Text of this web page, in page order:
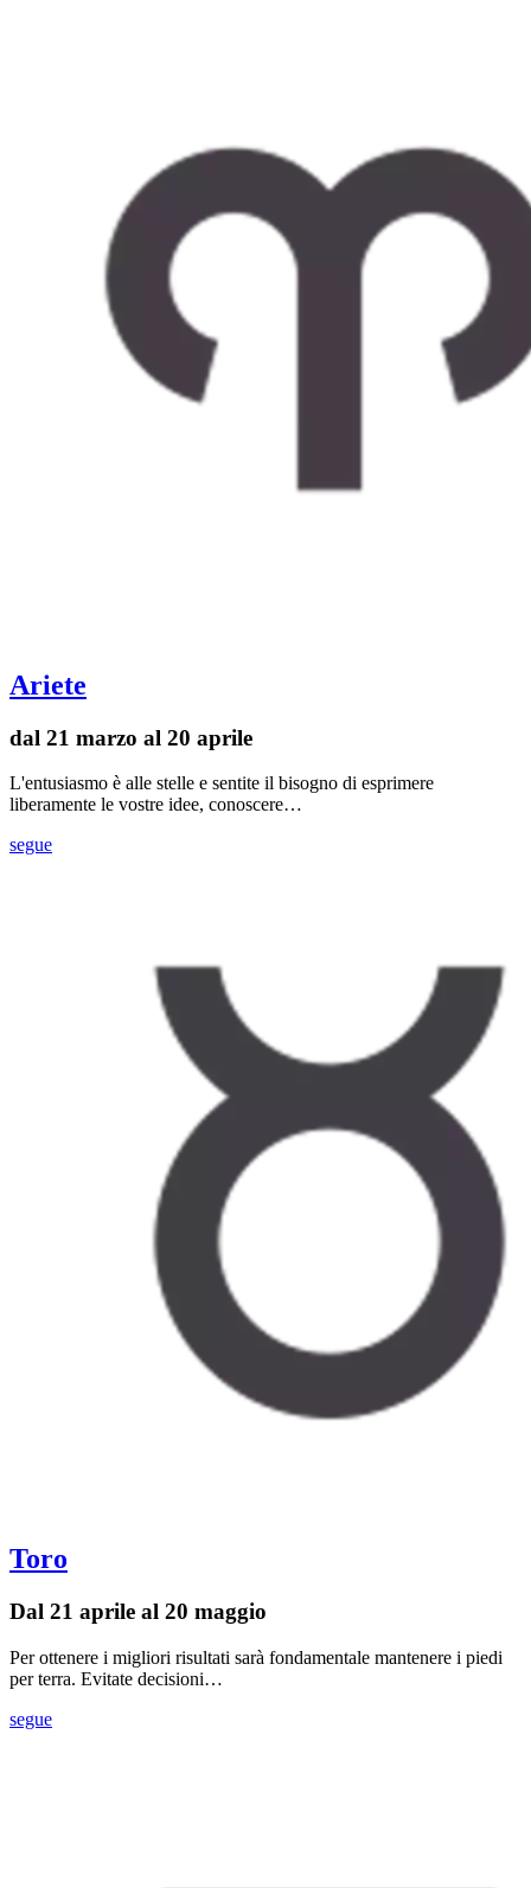
Ariete
dal 21 marzo al 20 aprile
L'entusiasmo è alle stelle e sentite il bisogno di esprimere
liberamente le vostre idee, conoscere…
segue
Toro
Dal 21 aprile al 20 maggio
Per ottenere i migliori risultati sarà fondamentale mantenere i piedi
per terra. Evitate decisioni…
segue